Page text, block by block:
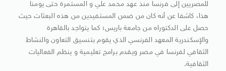
للمصريين إلى فرنسا منذ عهد محمد علي و المستمرة حتى يومنا
هذا، كاشفا عن أنه كان من ضمن المستفيدين من هذه البعثات حيث
حصل على الدكتوراه من جامعة باريس؛ كما يتواجد بالقاهرة
والإسكندرية المعهد الفرنسي الذي يقوم بتنسيق التعاون والنشاط
الثقافي لفرنسا في مصر ويقدم برامج تعليمية و ينظم الفعاليات
الثقافية.